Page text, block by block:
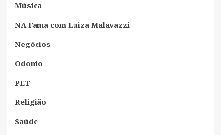
Música
NA Fama com Luiza Malavazzi
Negócios
Odonto
PET
Religião
Saúde